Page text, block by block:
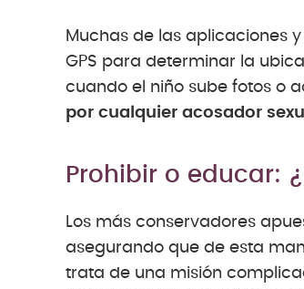
Muchas de las aplicaciones
GPS para determinar la
cuando el niño sube fotos o
por cualquier acosador
Prohibir o educar:
Los más conservadores
asegurando que de esta
trata de una misión